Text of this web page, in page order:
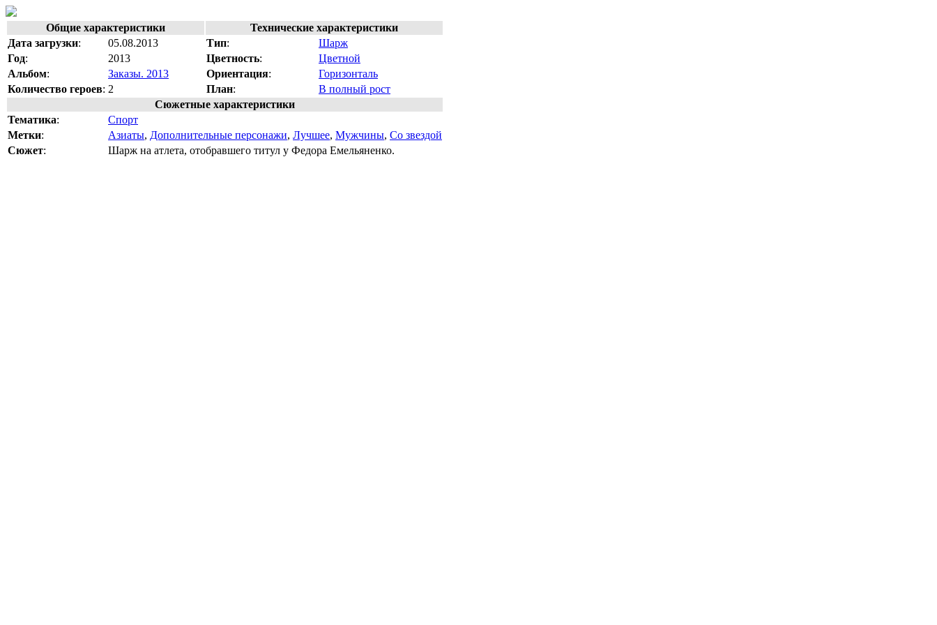
Общие характеристики
Технические характеристики
Дата загрузки: 05.08.2013 Тип:
Шарж
Год: 2013 Цветность:
Цветной
Альбом: Заказы. 2013 Ориентация:
Горизонталь
Количество героев: 2 План:
В полный рост
Сюжетные характеристики
Тематика:
Спорт
Метки: Азиаты, Дополнительные персонажи, Лучшее, Мужчины, Со звездой
Сюжет: Шарж на атлета, отобравшего титул у Федора Емельяненко.